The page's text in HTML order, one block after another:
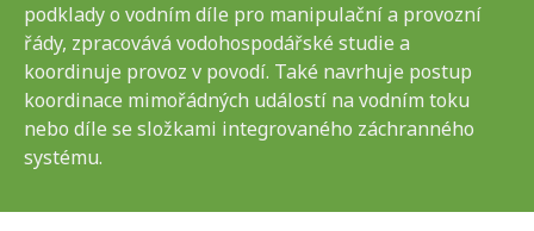
podklady o vodním díle pro manipulační a provozní
řády, zpracovává vodohospodářské studie a
koordinuje provoz v povodí. Také navrhuje postup
koordinace mimořádných událostí na vodním toku
nebo díle se složkami integrovaného záchranného
systému.